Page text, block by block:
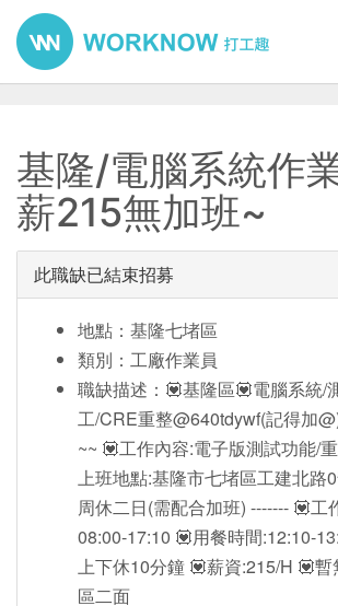
基隆/電腦系統作
薪215無加班~
此職缺已結束招募
地點：基隆七堵區
類別：工廠作業員
職缺描述：💟基隆區💟電腦系統/
工/CRE重整@640tdywf(記得加
~~ 💟工作內容:電子版測試功能/
上班地點:基隆市七堵區工建北路
周休二日(需配合加班) ------- 💟工
08:00-17:10 💟用餐時間:12:10-
上下休10分鐘 💟薪資:215/H 💟
區二面